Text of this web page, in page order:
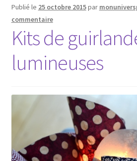
Publié le 25 octobre 2015par
commentaire
Kits de
lumineuses